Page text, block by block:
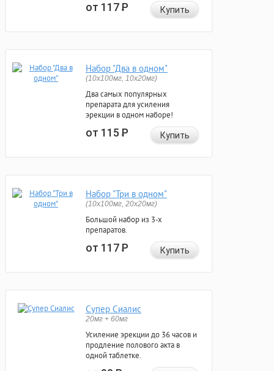
от 117Р Купить
Набор "Два в одном"
(10x100мг, 10x20мг)
Два самых популярных
препарата для усиления
эрекции в одном наборе!
от 115Р Купить
Набор "Три в одном"
(10x100мг, 20x20мг)
Большой набор из 3-х
препаратов.
от 117Р Купить
Супер Сиалис
20мг + 60мг
Усиление эрекции до 36 часов и
продление полового акта в
одной таблетке.